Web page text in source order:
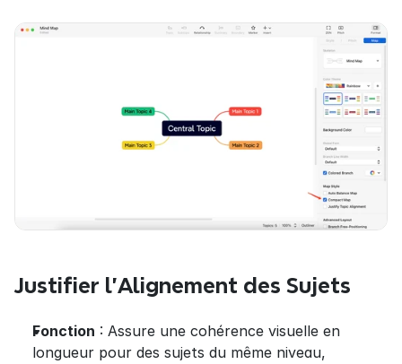
Justifier l'Alignement des Sujets
Fonction : Assure une cohérence visuelle en
longueur pour des sujets du même niveau,